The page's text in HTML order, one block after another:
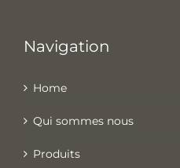
Navigation
Home
Qui sommes nous
Produits